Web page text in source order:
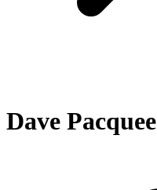
Dave Pacquee